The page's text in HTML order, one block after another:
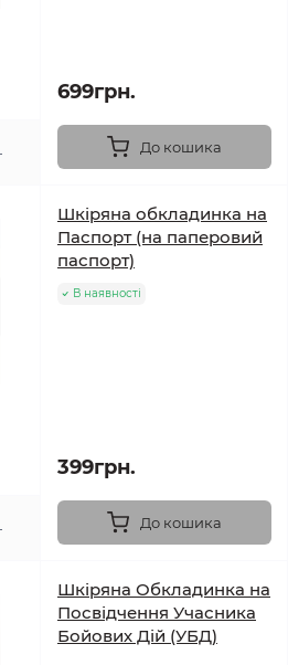
699грн.
До кошика
Шкіряна обкладинка на
Паспорт (на паперовий
паспорт)
В наявності
399грн.
До кошика
Шкіряна Обкладинка на
Посвідчення Учасника
Бойових Дій (УБД)